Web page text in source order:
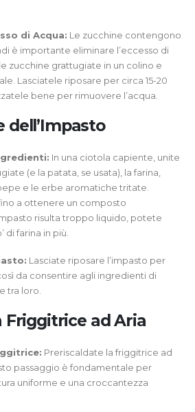
di Acqua: Le zucchine contengono
è importante eliminare l’eccesso di
zucchine grattugiate in un colino e
Lasciatele riposare per circa 15-20
bene per rimuovere l’acqua.
dell’Impasto
In una ciotola capiente, unite
(e la patata, se usata), la farina,
e le erbe aromatiche tritate.
a ottenere un composto
risulta troppo liquido, potete
di farina in più.
Lasciate riposare l’impasto per
da consentire agli ingredienti di
tra loro.
Friggitrice ad Aria
Preriscaldate la friggitrice ad
passaggio è fondamentale per
uniforme e una croccantezza